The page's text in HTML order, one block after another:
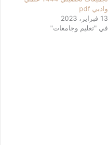
وادبي pdf
13 فبراير، 2023
في "تعليم وجامعات"